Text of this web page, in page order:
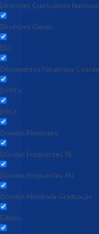
Diretrizes Curriculares
Diretrizes Gerais
DLI
Documentos Fórum das
DPPEx
DRCI
Dúvidas Financeiro
Dúvidas Frequentes RE
Dúvidas Frequentes RU
Dúvidas Monitoria Graduação
Editais